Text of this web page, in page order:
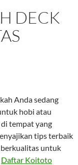
DECK
Anda sedang
hobi atau
di tempat yang
tips terbaik
untuk
Daftar Koitoto